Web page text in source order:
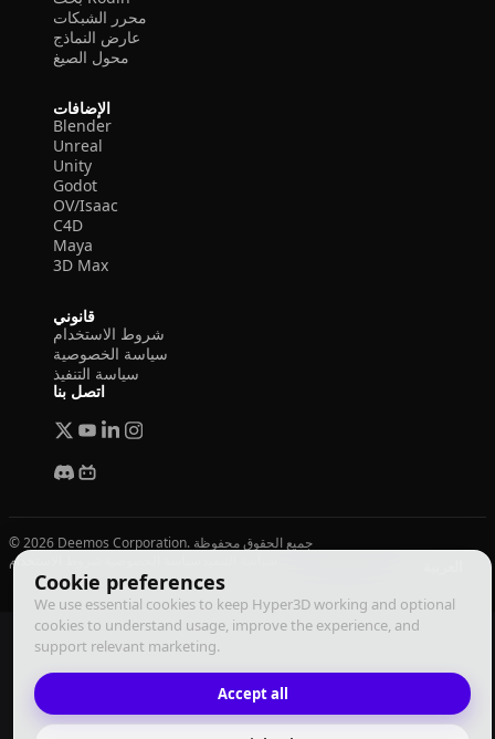
Cookie preferences
We use essential cookies to keep Hyper3D working and optional
cookies to understand usage, improve the experience, and
support relevant marketing.
Accept all
محرر الشبكات
عارض النماذج
محول الصيغ
الإضافات
Blender
Unreal
Unity
Godot
OV/Isaac
C4D
Maya
3D Max
قانوني
شروط الاستخدام
سياسة الخصوصية
سياسة التنفيذ
اتصل بنا
© 2026 Deemos Corporation. جميع الحقوق محفوظة
شروط الاستخدام